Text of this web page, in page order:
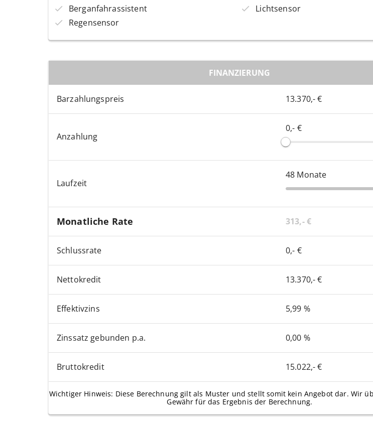
Berganfahrassistent
Lichtsensor
Regensensor
FINANZIERUNG
Barzahlungspreis 13.370,- €
Anzahlung
0,- €
Laufzeit
48 Monate
Monatliche Rate 313,- €
Schlussrate 0,- €
Nettokredit 13.370,- €
Effektivzins 5,99 %
Zinssatz gebunden p.a. 0,00 %
Bruttokredit 15.022,- €
Wichtiger Hinweis: Diese Berechnung gilt als Muster und stellt somit kein Angebot dar. Wir
Gewähr für das Ergebnis der Berechnung.